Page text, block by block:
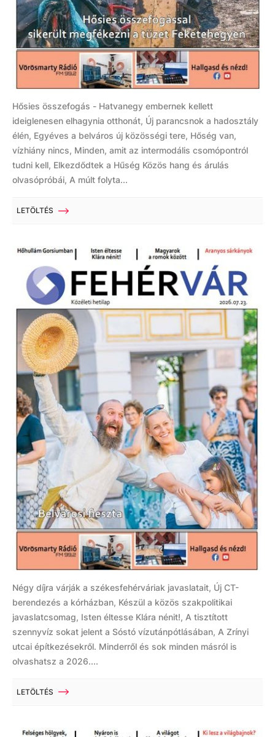
Hősies összefogás - Hatvanegy embernek kellett
ideiglenesen elhagynia otthonát, Új parancsnok a hadosztály
élén, Egyéves a belváros új közösségi tere, Hőség van,
vízhiány nincs, Minden, amit az intermodális csomópontról
tudni kell, Elkezdődtek a Hűség Közös hang és árulás
olvasópróbái, A múlt folyta...
LETÖLTÉS
Négy díjra várják a székesfehérváriak javaslatait, Új CT-
berendezés a kórházban, Készül a közös szakpolitikai
javaslatcsomag, Isten éltesse Klára nénit!, A tisztított
szennyvíz sokat jelent a Sóstó vízutánpótlásában, A Zrínyi
utcai építkezésekről. Minderről és sok minden másról is
olvashatsz a 2026....
LETÖLTÉS